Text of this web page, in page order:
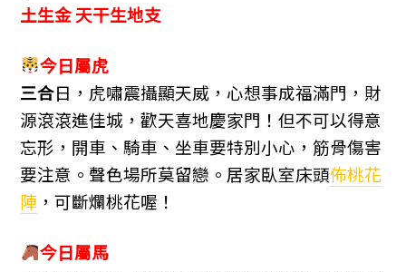
k
土生金 天干生地支
今日屬虎
三合日，虎嘯震攝顯天威，心想事成福滿門，財
源滾滾進佳城，歡天喜地慶家門！但不可以得意
忘形，開車、騎車、坐車要特別小心，筋骨傷害
要注意。聲色場所莫留戀。居家臥室床頭佈桃花
陣 ，可斷爛桃花喔！
今日屬馬